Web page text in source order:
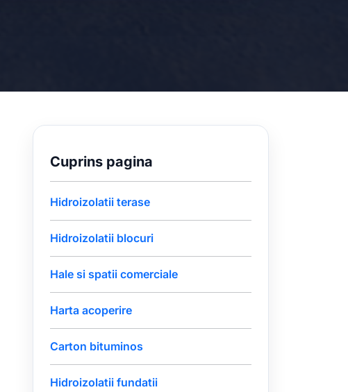
Cuprins pagina
Hidroizolatii terase
Hidroizolatii blocuri
Hale si spatii comerciale
Harta acoperire
Carton bituminos
Hidroizolatii fundatii